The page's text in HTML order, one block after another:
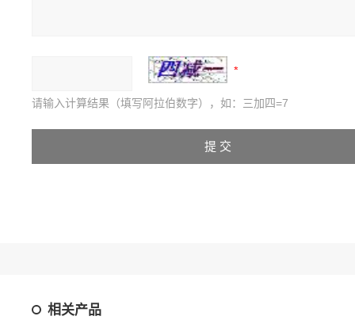
请输入计算结果（填写阿拉伯数字），如：三加四=7
相关产品